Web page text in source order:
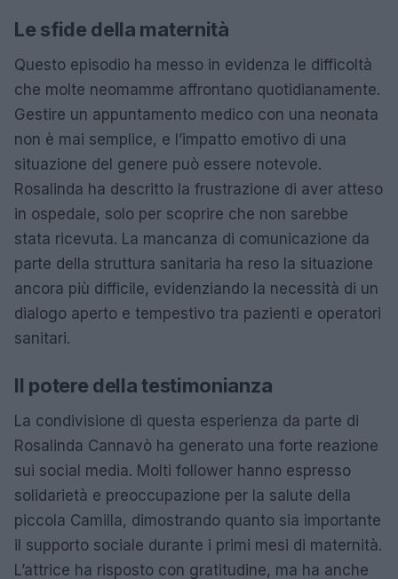
Le sfide della maternità
Questo episodio ha messo in evidenza le difficoltà
che molte neomamme affrontano quotidianamente.
Gestire un appuntamento medico con una neonata
non è mai semplice, e l’impatto emotivo di una
situazione del genere può essere notevole.
Rosalinda ha descritto la frustrazione di aver atteso
in ospedale, solo per scoprire che non sarebbe
stata ricevuta. La mancanza di comunicazione da
parte della struttura sanitaria ha reso la situazione
ancora più difficile, evidenziando la necessità di un
dialogo aperto e tempestivo tra pazienti e operatori
sanitari.
Il potere della testimonianza
La condivisione di questa esperienza da parte di
Rosalinda Cannavò ha generato una forte reazione
sui social media. Molti follower hanno espresso
solidarietà e preoccupazione per la salute della
piccola Camilla, dimostrando quanto sia importante
il supporto sociale durante i primi mesi di maternità.
L’attrice ha risposto con gratitudine, ma ha anche